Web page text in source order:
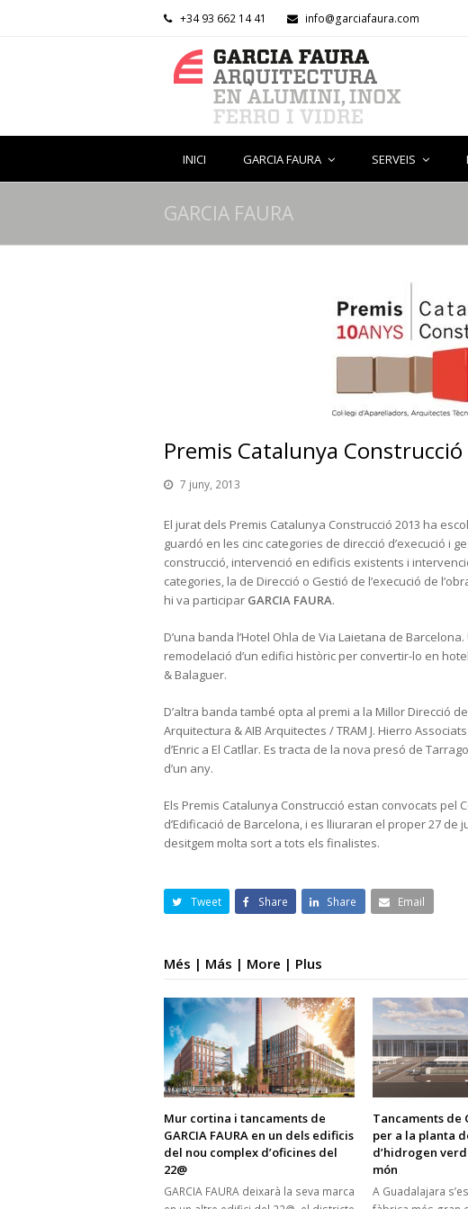
+34 93 662 14 41 info@garciafaura.com
INICI GARCIA FAURA SERVEIS
GARCIA FAURA
Premis Catalunya
7 juny, 2013
El jurat dels Premis Catalunya Construcció 2013 ha
guardó en les cinc categories de direcció d’execució i
construcció, intervenció en edificis existents i
categories, la de Direcció o Gestió de l’execució de
hi va participar GARCIA FAURA.
D’una banda l’Hotel Ohla de Via Laietana de
remodelació d’un edifici històric per convertir-lo en
& Balaguer.
D’altra banda també opta al premi a la Millor Direcció de
Arquitectura & AIB Arquitectes / TRAM J. Hierro
d’Enric a El Catllar. Es tracta de la nova presó de
d’un any.
Els Premis Catalunya Construcció estan convocats pel
d’Edificació de Barcelona, i es lliuraran el proper 27 de
desitgem molta sort a tots els finalistes.
Tweet Share Share Email
Més | Más | More | Plus
Mur cortina i tancaments de
GARCIA FAURA en un dels edificis
del nou complex d’oficines del
22@
GARCIA FAURA deixarà la seva marca
Tancaments de
per a la planta
d’hidrogen
món
A Guadalajara